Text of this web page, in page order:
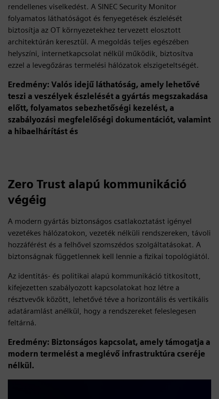
rendellenes viselkedést. A SINEC Security Monitor
folyamatos láthatóságot és fenyegetések észlelését
biztosítja az OT környezetekhez tervezett elosztott
architektúrán keresztül. A megoldás teljes egészében
helyszíni, internetkapcsolat nélkül működik, biztosítva
ezzel a levegőzáras termelési hálózatok elszigeteltségét.
Eredmény: Valós idejű láthatóság, amely lehetővé
teszi a veszélyek észlelését a gyártás megszakadása
előtt, folyamatos sebezhetőségi kezelést, a
szabályozási megfelelőségi dokumentációt, valamint
a hibaelhárítást és
Zero Trust alapú kommunikáció
végéig
A modern gyártás biztonságos csatlakoztatást igényel
vezetékes hálózatokon, vezeték nélküli rendszereken, távoli
hozzáférést és a felhővel szomszédos szolgáltatásokat. A
biztonságnak függetlennek kell lennie a fizikai topológiától.
Az identitás- és politikai alapú kommunikáció titkosított,
kifejezetten szabályozott kapcsolatokat hoz létre a
résztvevők között, lehetővé téve a horizontális és vertikális
adatáramlást anélkül, hogy a rendszereket feleslegesen
feltárná.
Eredmény: Biztonságos kapcsolat, amely támogatja a
modern termelést a meglévő infrastruktúra cseréje
nélkül.